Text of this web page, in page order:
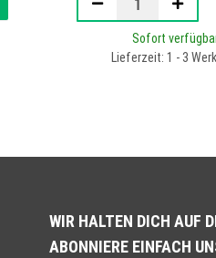
Sofort
Lieferzeit: 1 - 3
WIR HALTEN DICH AUF
ABONNIERE EINFACH